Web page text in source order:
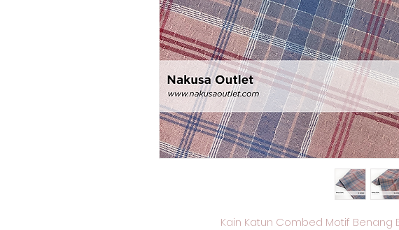
Kain Katun Combed Motif Benang